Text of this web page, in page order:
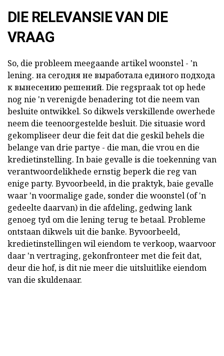
DIE RELEVANSIE VAN DIE
VRAAG
So, die probleem meegaande artikel woonstel - 'n
lening. на сегодня не выработала единого подхода
к вынесению решений. Die regspraaktot op hede
nog nie 'n verenigde benadering tot die neem van
besluite ontwikkel. So dikwels verskillende owerhede
neem die teenoorgestelde besluit. Die situasie word
gekompliseer deur die feit dat die geskil behels die
belange van drie partye - die man, die vrou en die
kredietinstelling. In baie gevalle is die toekenning van
verantwoordelikhede ernstig beperk die reg van
enige party. Byvoorbeeld, in die praktyk, baie gevalle
waar 'n voormalige gade, sonder die woonstel (of 'n
gedeelte daarvan) in die afdeling, gedwing lank
genoeg tyd om die lening terug te betaal. Probleme
ontstaan dikwels uit die banke. Byvoorbeeld,
kredietinstellingen wil eiendom te verkoop, waarvoor
daar 'n vertraging, gekonfronteer met die feit dat,
deur die hof, is dit nie meer die uitsluitlike eiendom
van die skuldenaar.